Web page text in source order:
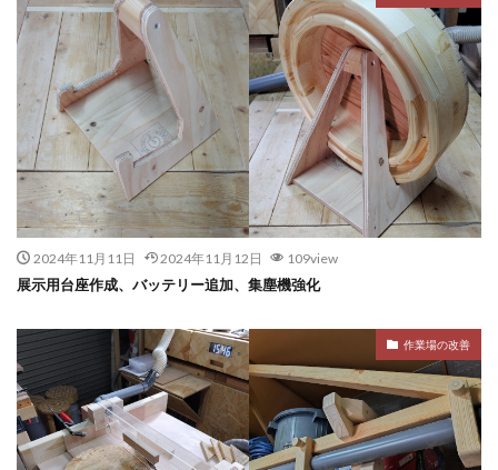
2024年11月11日 2024年11月12日 109view
展示用台座作成、バッテリー追加、集塵機強化
作業場の改善